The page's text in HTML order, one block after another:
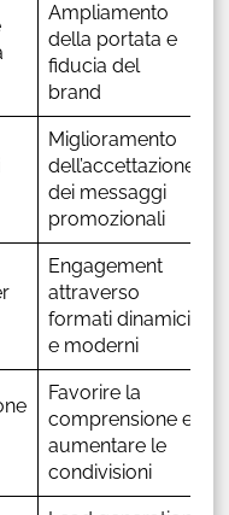
Ampliamento
della portata e
fiducia del
brand
Miglioramento
dell’accettazione
dei messaggi
promozionali
Engagement
attraverso
formati dinamici
e moderni
Favorire la
comprensione e
aumentare le
condivisioni